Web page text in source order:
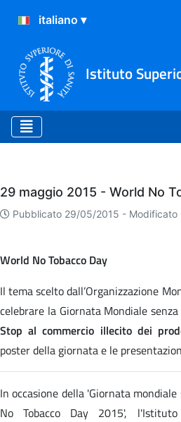
Istituto
Eventi
29 maggio 2015 - World No
Pubblicato 29/05/2015 -
World No Tobacco Day
Il tema scelto dall’Organizzazione
celebrare la Giornata Mondiale
Stop al commercio illecito dei
poster della giornata e le
In occasione della 'Giornata
No Tobacco Day 2015',